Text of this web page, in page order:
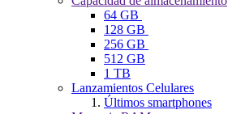
64 GB
128 GB
256 GB
512 GB
1 TB
Lanzamientos Celulares
Últimos smartphones